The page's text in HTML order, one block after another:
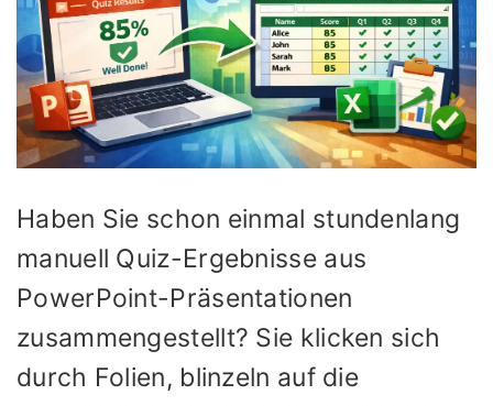
Haben Sie schon einmal stundenlang
manuell Quiz-Ergebnisse aus
PowerPoint-Präsentationen
zusammengestellt? Sie klicken sich
durch Folien, blinzeln auf die